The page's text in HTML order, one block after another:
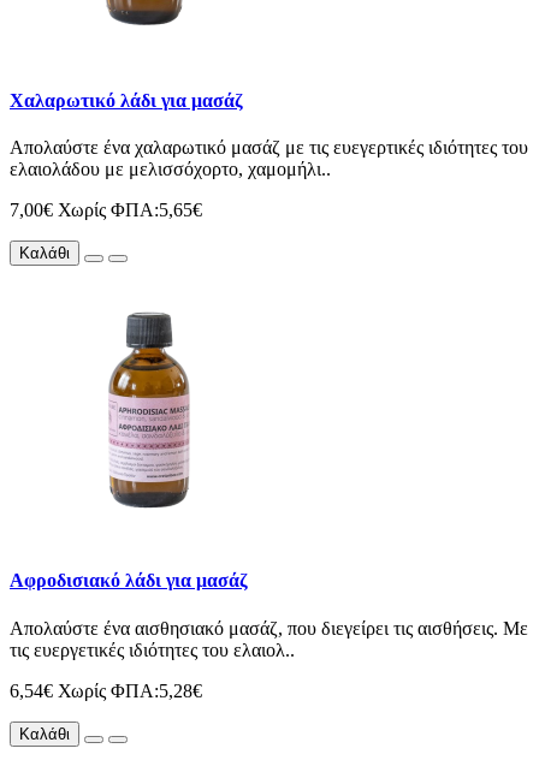
Χαλαρωτικό λάδι για μασάζ
Απολαύστε ένα χαλαρωτικό μασάζ με τις ευεγερτικές ιδιότητες του
ελαιολάδου με μελισσόχορτο, χαμομήλι..
7,00€ Χωρίς ΦΠΑ:5,65€
Καλάθι
Αφροδισιακό λάδι για μασάζ
Απολαύστε ένα αισθησιακό μασάζ, που διεγείρει τις αισθήσεις. Με
τις ευεργετικές ιδιότητες του ελαιολ..
6,54€ Χωρίς ΦΠΑ:5,28€
Καλάθι